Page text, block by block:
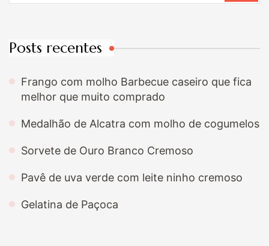
Posts recentes
Frango com molho Barbecue caseiro que fica
melhor que muito comprado
Medalhão de Alcatra com molho de cogumelos
Sorvete de Ouro Branco Cremoso
Pavê de uva verde com leite ninho cremoso
Gelatina de Paçoca